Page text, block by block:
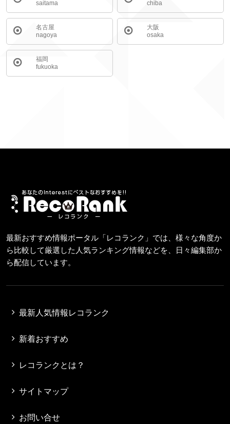
saitama
chiba
名古屋
nagoya
大阪
osaka
福岡
fukuoka
最新おすすめ情報ポータル「レコランク」では、様々な角度か
ら比較して厳選した人気ランキング情報などを、日々編集部か
ら配信しています。
最新人気情報レコランク
新着おすすめ
レコランクとは？
サイトマップ
お問い合せ